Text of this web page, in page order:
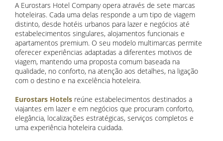
A Eurostars Hotel Company opera através de sete marcas
hoteleiras. Cada uma delas responde a um tipo de viagem
distinto, desde hotéis urbanos para lazer e negócios até
estabelecimentos singulares, alojamentos funcionais e
apartamentos premium. O seu modelo multimarcas permite
oferecer experiências adaptadas a diferentes motivos de
viagem, mantendo uma proposta comum baseada na
qualidade, no conforto, na atenção aos detalhes, na ligação
com o destino e na excelência hoteleira.
Eurostars Hotels reúne estabelecimentos destinados a
viajantes em lazer e em negócios que procuram conforto,
elegância, localizações estratégicas, serviços completos e
uma experiência hoteleira cuidada.